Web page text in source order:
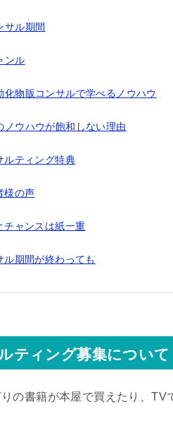
サル期間
ンル
化物販コンサルで学べるノウハウ
ノウハウが飽和しない理由
ルティング特典
様の声
チャンスは紙一重
ル期間が終わっても
ティング募集について
の書籍が本屋で買えたり、